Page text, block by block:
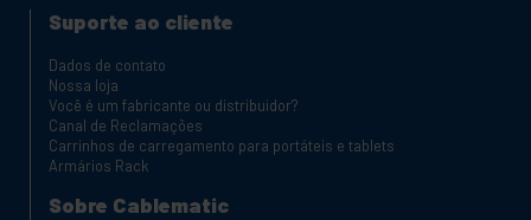
Suporte ao cliente
Dados de contato
Nossa loja
Você é um fabricante ou distribuidor?
Canal de Reclamações
Carrinhos de carregamento para portáteis e tablets
Armários Rack
Sobre Cablematic